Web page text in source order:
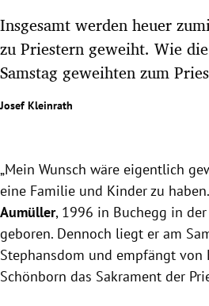
Untermenü
Untermenü
Untermenü
Untermenü
Insgesamt werden heuer
zu Priestern geweiht. Wie
Samstag geweihten zum
Josef Kleinrath
„Mein Wunsch wäre eigentlich
eine Familie und Kinder zu
Aumüller, 1996 in Buchegg in
geboren. Dennoch liegt er am
Stephansdom und empfängt von
Schönborn das Sakrament der